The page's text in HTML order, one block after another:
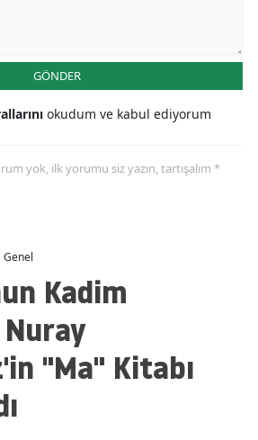
GÖNDER
okudum ve kabul ediyorum
yok, ilk yorumu siz yazın, tartışalım *
Genel
Kadim
"Ma" Kitabı